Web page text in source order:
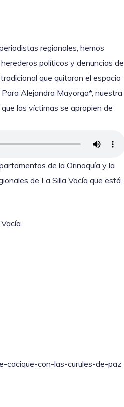
regionales, hemos
políticos y denuncias de
que quitaron el espacio
Alejandra Mayorga*, nuestra
las víctimas se apropien de
de la Orinoquía y la
de La Silla Vacía que está
cacique-con-las-curules-de-paz